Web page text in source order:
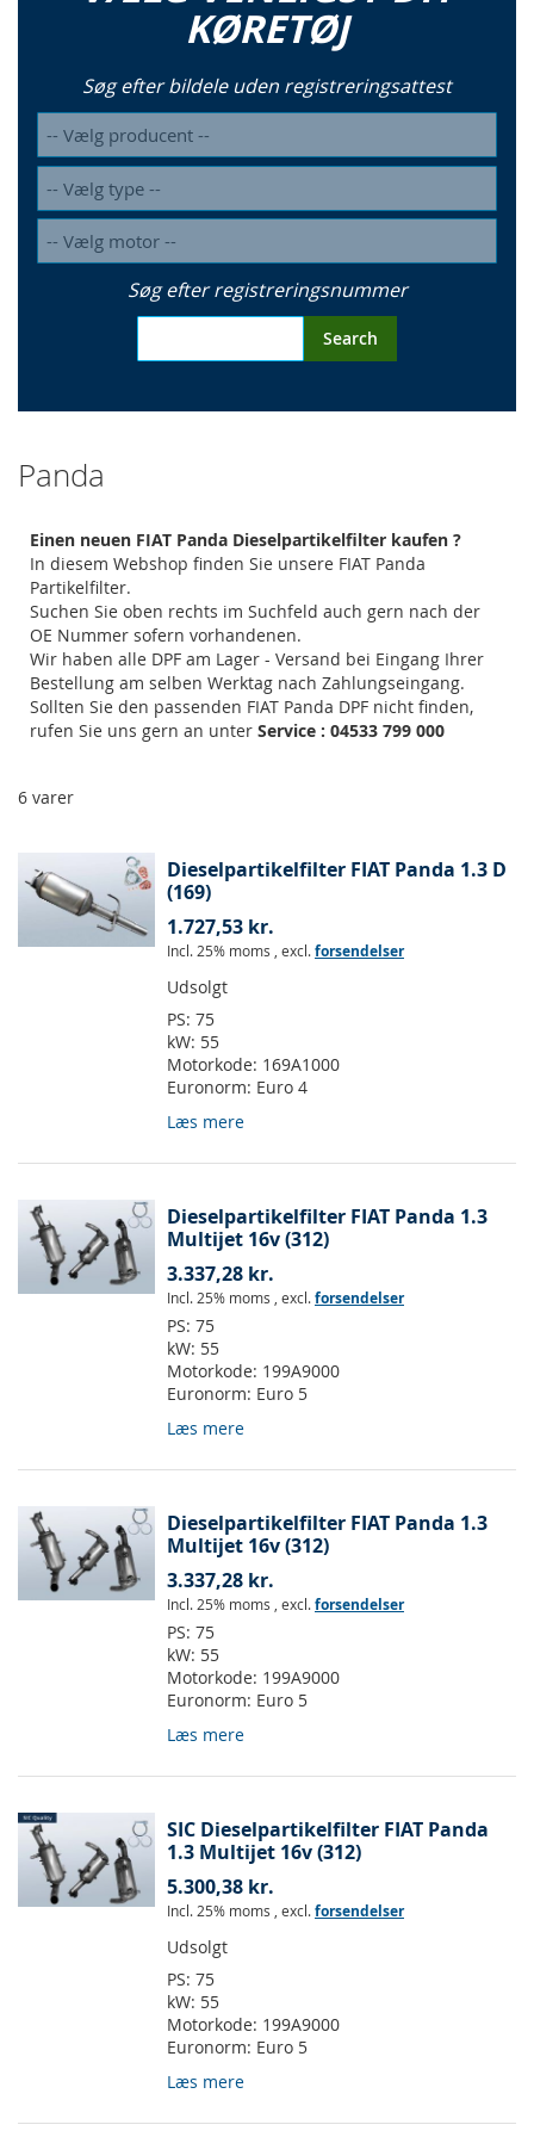
KØRETØJ
Søg efter bildele uden registreringsattest
Søg efter registreringsnummer
Search
Panda
Einen neuen FIAT Panda Dieselpartikelfilter kaufen ?
In diesem Webshop finden Sie unsere FIAT Panda
Partikelfilter.
Suchen Sie oben rechts im Suchfeld auch gern nach der
OE Nummer sofern vorhandenen.
Wir haben alle DPF am Lager - Versand bei Eingang Ihrer
Bestellung am selben Werktag nach Zahlungseingang.
Sollten Sie den passenden FIAT Panda DPF nicht finden,
rufen Sie uns gern an unter Service : 04533 799 000
6 varer
Dieselpartikelfilter FIAT Panda 1.3 D
(169)
1.727,53 kr.
Incl. 25% moms , excl.forsendelser
Udsolgt
PS: 75
kW: 55
Motorkode: 169A1000
Euronorm: Euro 4
Læs mere
Dieselpartikelfilter FIAT Panda 1.3
Multijet 16v (312)
3.337,28 kr.
Incl. 25% moms , excl.forsendelser
PS: 75
kW: 55
Motorkode: 199A9000
Euronorm: Euro 5
Læs mere
Dieselpartikelfilter FIAT Panda 1.3
Multijet 16v (312)
3.337,28 kr.
Incl. 25% moms , excl.forsendelser
PS: 75
kW: 55
Motorkode: 199A9000
Euronorm: Euro 5
Læs mere
SIC Dieselpartikelfilter FIAT Panda
1.3 Multijet 16v (312)
5.300,38 kr.
Incl. 25% moms , excl.forsendelser
Udsolgt
PS: 75
kW: 55
Motorkode: 199A9000
Euronorm: Euro 5
Læs mere